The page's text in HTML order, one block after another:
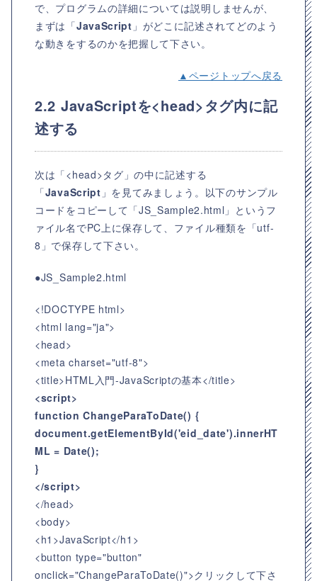
で、プログラムの詳細については説明しませんが、
まずは「JavaScript 」がどこに記述されてどのよう
な動きをするのかを把握して下さい。
▲ページトップへ戻る
2.2 JavaScriptを<head>タグ内に記
述する
次は「<head>タグ」の中に記述する
「JavaScript 」を見てみましょう。以下のサンプル
コードをコピーして「JS_Sample2.html」というフ
ァイル名でPC上に保存して、ファイル種類を「utf-
8」で保存して下さい。
●JS_Sample2.html
<!DOCTYPE html>
<html lang="ja">
<head>
<meta charset="utf-8">
<title>HTML入門-JavaScriptの基本</title>
<script>
function ChangeParaToDate() {
document.getElementById('eid_date').innerHT
ML = Date();
}
</script>
</head>
<body>
<h1>JavaScript</h1>
<button type="button"
onclick="ChangeParaToDate()">クリックして下さ